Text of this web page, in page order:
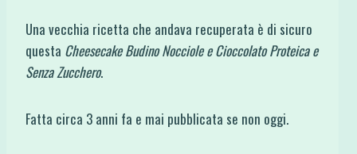
Una vecchia ricetta che andava recuperata è di sicuro
questa Cheesecake Budino Nocciole e Cioccolato Proteica e
Senza Zucchero.
Fatta circa 3 anni fa e mai pubblicata se non oggi.